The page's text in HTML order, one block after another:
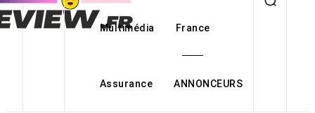
Multimédia France
Assurance ANNONCEURS